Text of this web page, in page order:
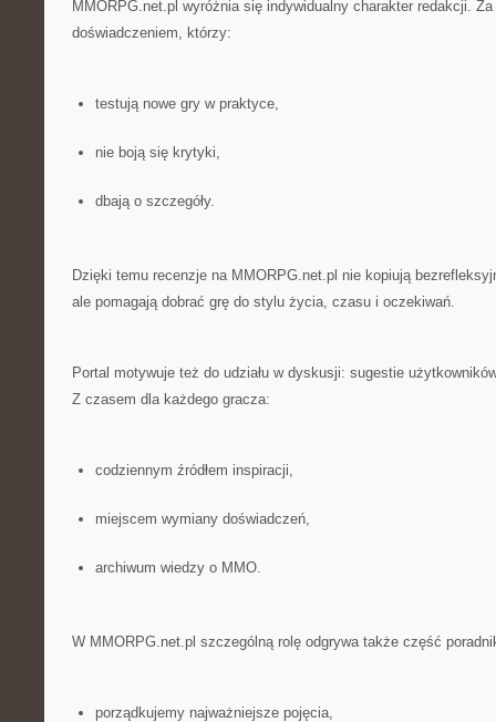
MMORPG.net.pl wyróżnia się indywidualny charakter redakcji.
doświadczeniem, którzy:
testują nowe gry w praktyce,
nie boją się krytyki,
dbają o szczegóły.
Dzięki temu recenzje na MMORPG.net.pl nie kopiują
ale pomagają dobrać grę do stylu życia, czasu i oczekiwań.
Portal motywuje też do udziału w dyskusji: sugestie
Z czasem dla każdego gracza:
codziennym źródłem inspiracji,
miejscem wymiany doświadczeń,
archiwum wiedzy o MMO.
W MMORPG.net.pl szczególną rolę odgrywa także część
porządkujemy najważniejsze pojęcia,